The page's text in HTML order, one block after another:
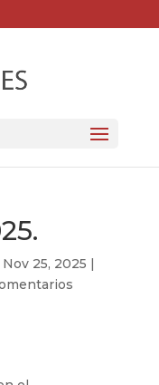
Nov 25, 2025 |